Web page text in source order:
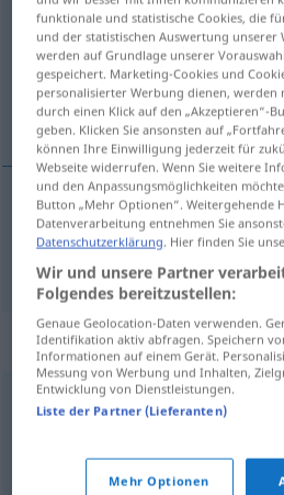
Übersicht aller
(Für mehr Details die Übersetzung
Reise-Pass
(Reise-)Passm pasaporte
Synonyme für
salvaguardia,salvoconducto
© OpenThesaurus-es
funktionale und statistische Cookies, die
und der statistischen Auswertung unserer
werden auf Grundlage unserer
gespeichert. Marketing-Cookies und
personalisierter Werbung dienen, werden
durch einen Klick auf den „Akzeptieren“-
geben. Klicken Sie ansonsten auf
können Ihre Einwilligung jederzeit für
Webseite widerrufen. Wenn Sie weitere
und den Anpassungsmöglichkeiten
Button „Mehr Optionen“. Weitergehende
Datenverarbeitung entnehmen Sie
Datenschutzerklärung. Hier finden Sie
Wir und unsere Partner
Folgendes bereitzustellen:
Genaue Geolocation-Daten verwenden.
Identifikation aktiv abfragen. Speichern
Informationen auf einem Gerät.
Messung von Werbung und Inhalten,
Entwicklung von Dienstleistungen.
Liste der Partner (Lieferanten)
Mehr Optionen